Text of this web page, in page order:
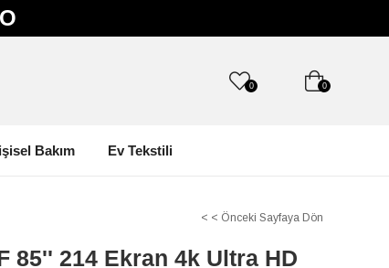
0 0
Bakım Ev Tekstili
< < Önceki Sayfaya Dön
85'' 214 Ekran 4k Ultra HD